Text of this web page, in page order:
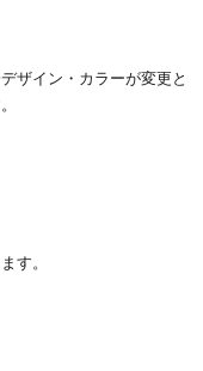
ザイン・カラーが変更と
す。